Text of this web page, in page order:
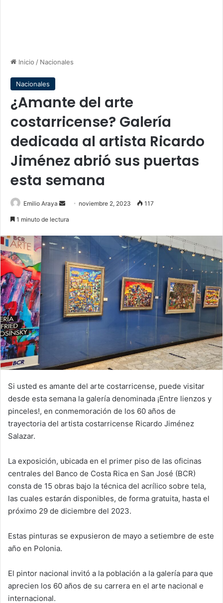
Inicio / Nacionales
Nacionales
¿Amante del arte
costarricense? Galería
dedicada al artista Ricardo
Jiménez abrió sus puertas
esta semana
Emilio Araya
Send noviembre 2, 2023 117
1 minuto de lectura
Si usted es amante del arte costarricense, puede visitar
desde esta semana la galería denominada ¡Entre lienzos y
pinceles!, en conmemoración de los 60 años de
trayectoria del artista costarricense Ricardo Jiménez
Salazar.
La exposición, ubicada en el primer piso de las oficinas
centrales del Banco de Costa Rica en San José (BCR)
consta de 15 obras bajo la técnica del acrílico sobre tela,
las cuales estarán disponibles, de forma gratuita, hasta el
próximo 29 de diciembre del 2023.
Estas pinturas se expusieron de mayo a setiembre de este
año en Polonia.
El pintor nacional invitó a la población a la galería para que
aprecien los 60 años de su carrera en el arte nacional e
internacional.